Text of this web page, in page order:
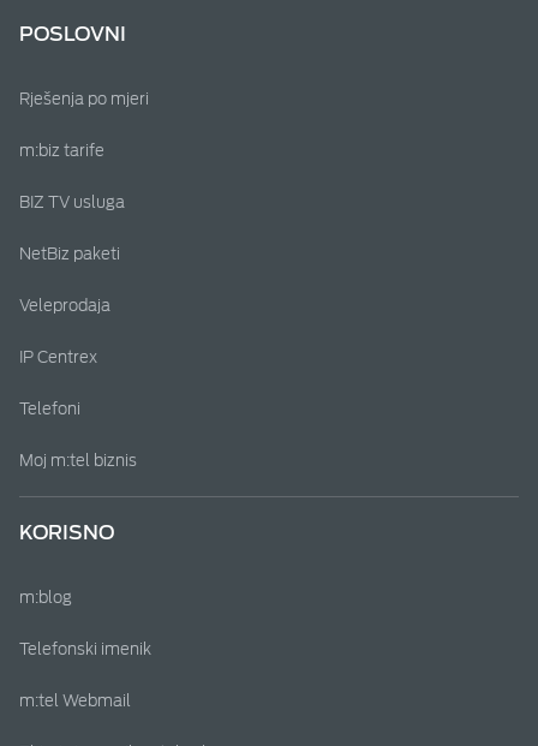
POSLOVNI
Rješenja po mjeri
m:biz tarife
BIZ TV usluga
NetBiz paketi
Veleprodaja
IP Centrex
Telefoni
Moj m:tel biznis
KORISNO
m:blog
Telefonski imenik
m:tel Webmail